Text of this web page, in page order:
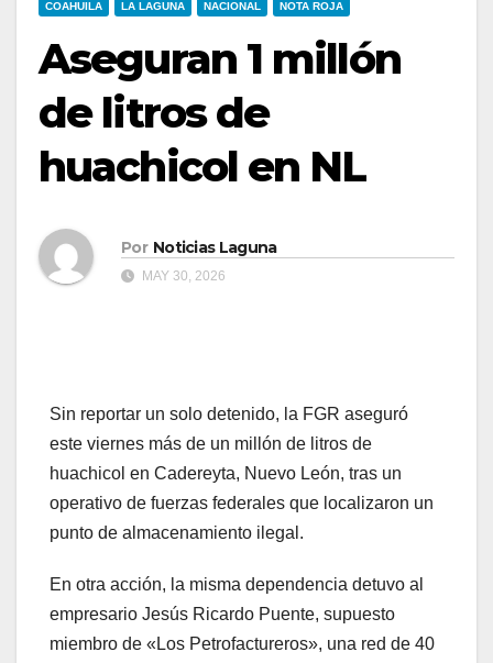
COAHUILA LA LAGUNA NACIONAL NOTA ROJA
Aseguran 1 millón
de litros de
huachicol en NL
Por Noticias Laguna
MAY 30, 2026
Sin reportar un solo detenido, la FGR aseguró
este viernes más de un millón de litros de
huachicol en Cadereyta, Nuevo León, tras un
operativo de fuerzas federales que localizaron un
punto de almacenamiento ilegal.
En otra acción, la misma dependencia detuvo al
empresario Jesús Ricardo Puente, supuesto
miembro de «Los Petrofactureros», una red de 40